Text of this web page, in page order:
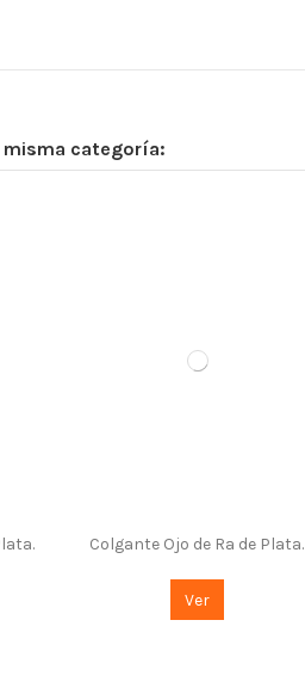
categoría:
Colgante Ojo de Ra de Plata.
Ver